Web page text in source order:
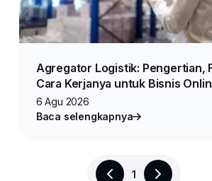
Agregator Logistik: Pengertian,
Cara Kerjanya untuk Bisnis
6 Agu 2026
Baca selengkapnya
1